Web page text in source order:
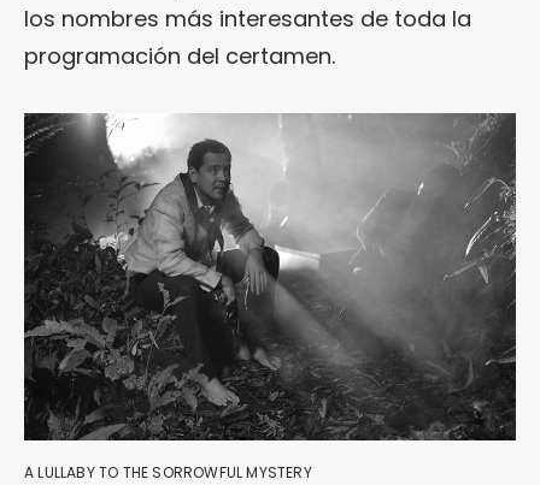
los nombres más interesantes de toda la
programación del certamen.
A LULLABY TO THE SORROWFUL MYSTERY